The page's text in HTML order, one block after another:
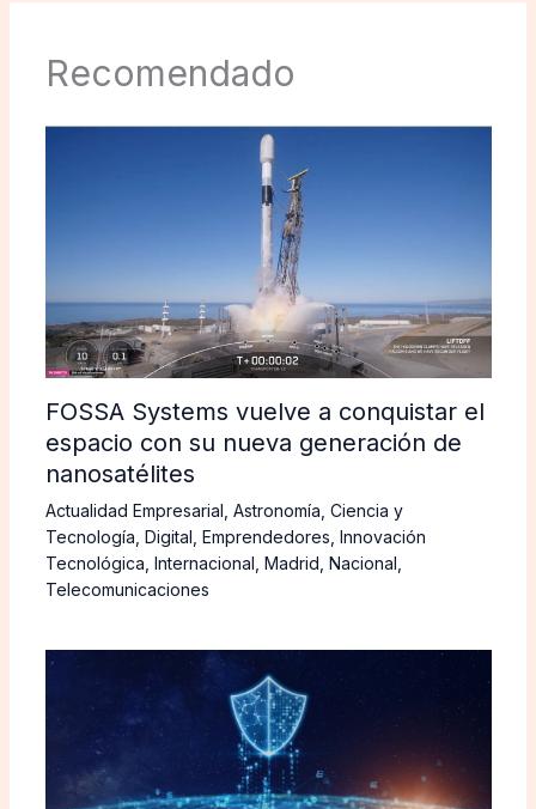
Recomendado
FOSSA Systems vuelve a conquistar el
espacio con su nueva generación de
nanosatélites
Actualidad Empresarial Astronomía Ciencia y
Tecnología Digital Emprendedores Innovación
Tecnológica Internacional Madrid Nacional
Telecomunicaciones